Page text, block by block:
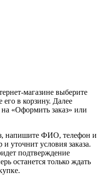
магазине выберите
в корзину. Далее
«Оформить заказ» или
напишите ФИО, телефон и
уточнит условия заказа.
подтверждение
останется только ждать